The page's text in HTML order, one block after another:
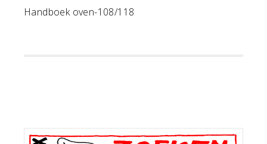
Handboek oven-108/118
Primaire